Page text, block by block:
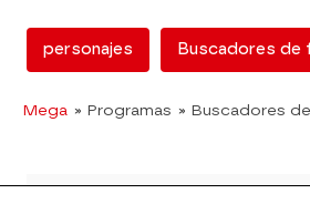
personajes Buscadores de
Mega » Programas » Buscadores